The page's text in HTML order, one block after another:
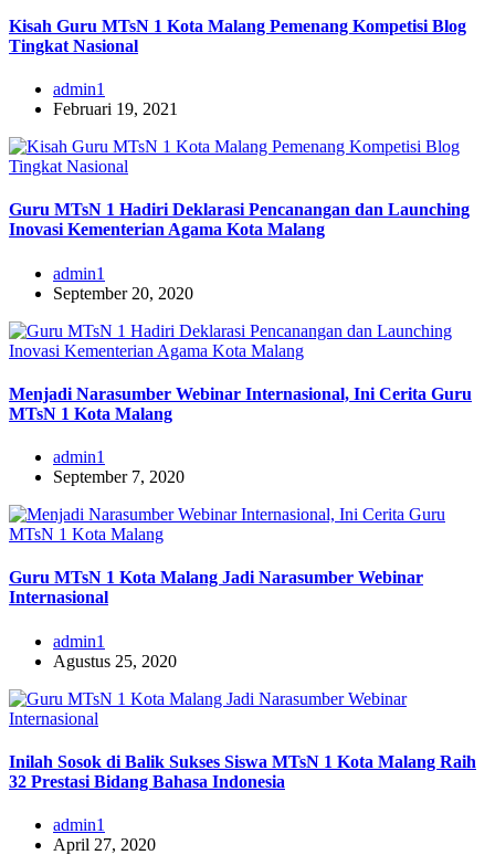
Kisah Guru MTsN 1 Kota Malang Pemenang Kompetisi Blog
Tingkat Nasional
admin1
Februari 19, 2021
Guru MTsN 1 Hadiri Deklarasi Pencanangan dan Launching
Inovasi Kementerian Agama Kota Malang
admin1
September 20, 2020
Menjadi Narasumber Webinar Internasional, Ini Cerita Guru
MTsN 1 Kota Malang
admin1
September 7, 2020
Guru MTsN 1 Kota Malang Jadi Narasumber Webinar
Internasional
admin1
Agustus 25, 2020
Inilah Sosok di Balik Sukses Siswa MTsN 1 Kota Malang Raih
32 Prestasi Bidang Bahasa Indonesia
admin1
April 27, 2020